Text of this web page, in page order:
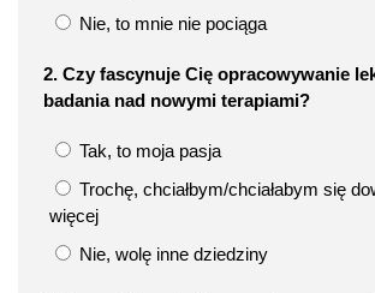
Nie, to mnie nie pociąga
2. Czy fascynuje Cię opracowywanie
badania nad nowymi terapiami?
Tak, to moja pasja
Trochę, chciałbym/chciałabym się
więcej
Nie, wolę inne dziedziny